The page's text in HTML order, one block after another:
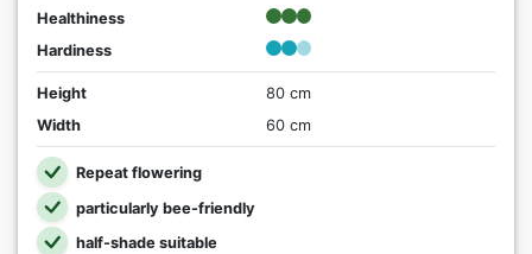
Healthiness
Hardiness
Height
80 cm
Width
60 cm
Repeat flowering
particularly bee-friendly
half-shade suitable